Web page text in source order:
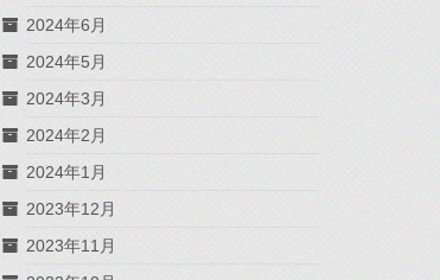
2024年6月
2024年5月
2024年3月
2024年2月
2024年1月
2023年12月
2023年11月